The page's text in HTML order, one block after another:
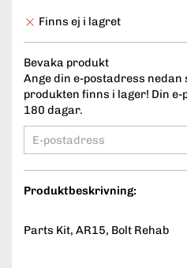
Finns ej i lagret
Bevaka produkt
Ange din e-postadress
produkten finns i lager! Din
180 dagar.
Produktbeskrivning:
Parts Kit, AR15, Bolt Rehab